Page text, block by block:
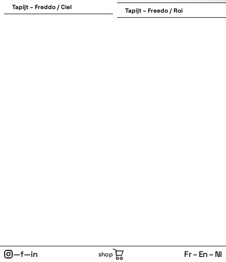
—f—in shop Fr En Nl
Tapijt – Freddo / Ciel Tapijt – Freedo / Roi